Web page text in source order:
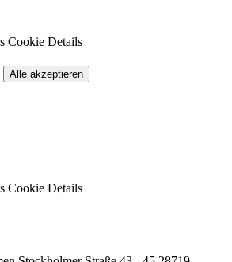
Cookie Details
Alle akzeptieren
Cookie Details